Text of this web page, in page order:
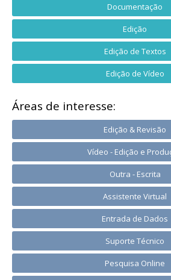
Documentação
Edição
Edição de Textos
Edição de Vídeo
Áreas de interesse:
Edição & Revisão
Vídeo - Edição e
Outra - Escrita
Assistente Virtual
Entrada de Dados
Suporte Técnico
Pesquisa Online